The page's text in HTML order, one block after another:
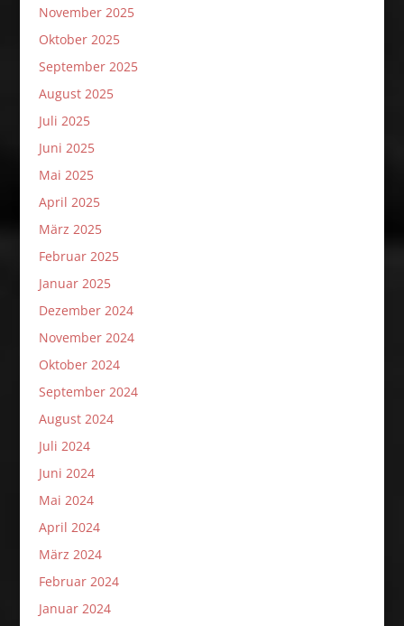
November 2025
Oktober 2025
September 2025
August 2025
Juli 2025
Juni 2025
Mai 2025
April 2025
März 2025
Februar 2025
Januar 2025
Dezember 2024
November 2024
Oktober 2024
September 2024
August 2024
Juli 2024
Juni 2024
Mai 2024
April 2024
März 2024
Februar 2024
Januar 2024